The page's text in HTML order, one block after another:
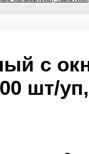
с
шт/